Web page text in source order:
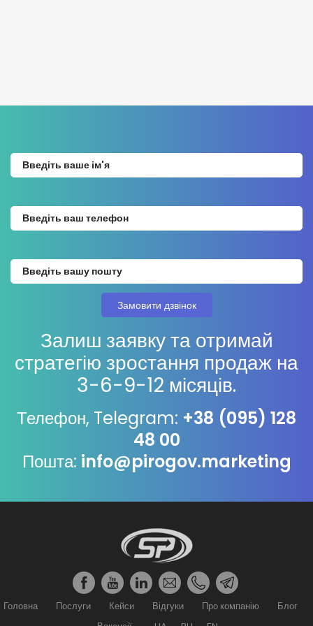
Залиш заявку та отримай
стратегію зростання продаж на
3-6-9-12 місяців.
Телефон, Telegram: +38 (095) 128
48 00
Пошта: info@pirogov.marketing
Головна Послуги Кейси Відгуки Про компанію
Блог